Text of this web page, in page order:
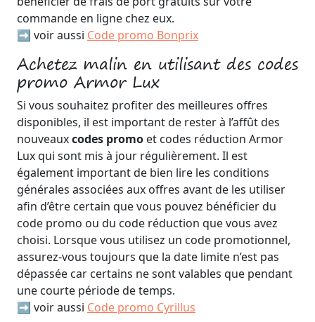
commande en ligne chez eux.
➡️ voir aussi Code promo Bonprix
Achetez malin en utilisant des codes
promo Armor Lux
Si vous souhaitez profiter des meilleures offres
disponibles, il est important de rester à l’affût des
nouveauxcodes promo et codes réduction Armor
Lux qui sont mis à jour régulièrement. Il est
également important de bien lire les conditions
générales associées aux offres avant de les utiliser
afin d’être certain que vous pouvez bénéficier du
code promo ou du code réduction que vous avez
choisi. Lorsque vous utilisez un code promotionnel,
assurez-vous toujours que la date limite n’est pas
dépassée car certains ne sont valables que pendant
une courte période de temps.
➡️ voir aussi Code promo Cyrillus